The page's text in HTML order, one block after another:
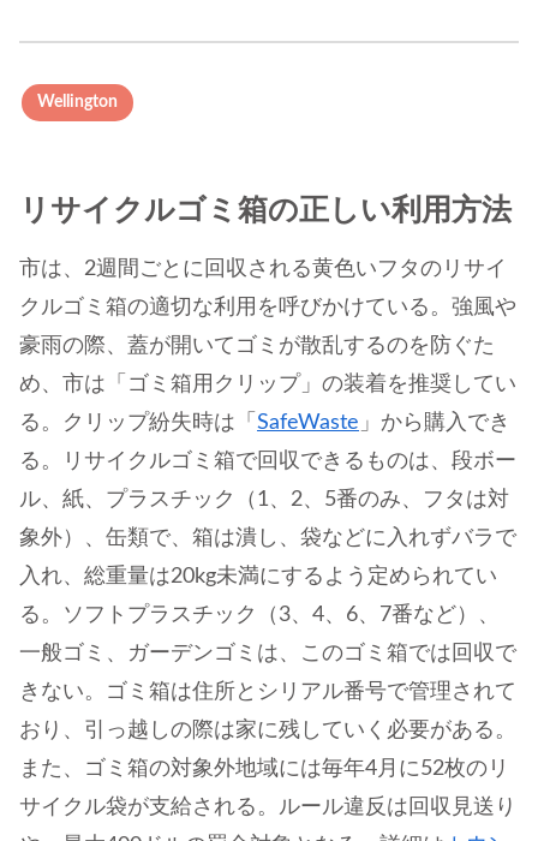
Wellington
リサイクルゴミ箱の正しい利用方法
市は、2週間ごとに回収される黄色いフタのリサイ
クルゴミ箱の適切な利用を呼びかけている。強風や
豪雨の際、蓋が開いてゴミが散乱するのを防ぐた
め、市は「ゴミ箱用クリップ」の装着を推奨してい
る。クリップ紛失時は「 SafeWaste 」から購入でき
る。リサイクルゴミ箱で回収できるものは、段ボー
ル、紙、プラスチック（1、2、5番のみ、フタは対
象外）、缶類で、箱は潰し、袋などに入れずバラで
入れ、総重量は20kg未満にするよう定められてい
る。ソフトプラスチック（3、4、6、7番など）、
一般ゴミ、ガーデンゴミは、このゴミ箱では回収で
きない。ゴミ箱は住所とシリアル番号で管理されて
おり、引っ越しの際は家に残していく必要がある。
また、ゴミ箱の対象外地域には毎年4月に52枚のリ
サイクル袋が支給される。ルール違反は回収見送り